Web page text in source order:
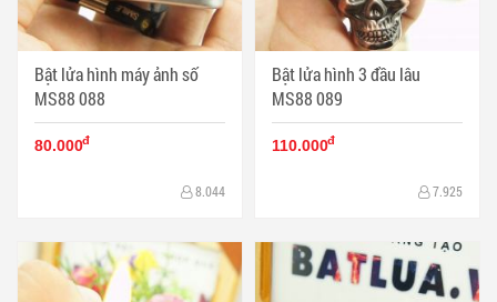
Bật lửa hình máy ảnh số
MS88 088
80.000đ
8.044
Bật lửa hình 3 đầu lâu
MS88 089
110.000đ
7.925